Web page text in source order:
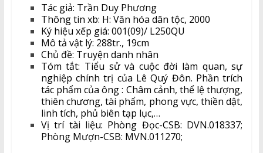
Tác giả: Trần Duy Phương
Thông tin xb: H: Văn hóa dân tộc, 2000
Ký hiệu xếp giá: 001(09)/ L250QU
Mô tả vật lý: 288tr., 19cm
Chủ đề: Truyện danh nhân
Tóm tắt: Tiểu sử và cuộc đời làm quan, sự
nghiệp chính trị của Lê Quý Đôn. Phần trích
tác phẩm của ông : Châm cảnh, thể lệ thượng,
thiên chương, tài phẩm, phong vực, thiền dật,
linh tích, phủ biên tạp lục,…
Vị trí tài liệu: Phòng Đọc-CSB: DVN.018337;
Phòng Mượn-CSB: MVN.011270;